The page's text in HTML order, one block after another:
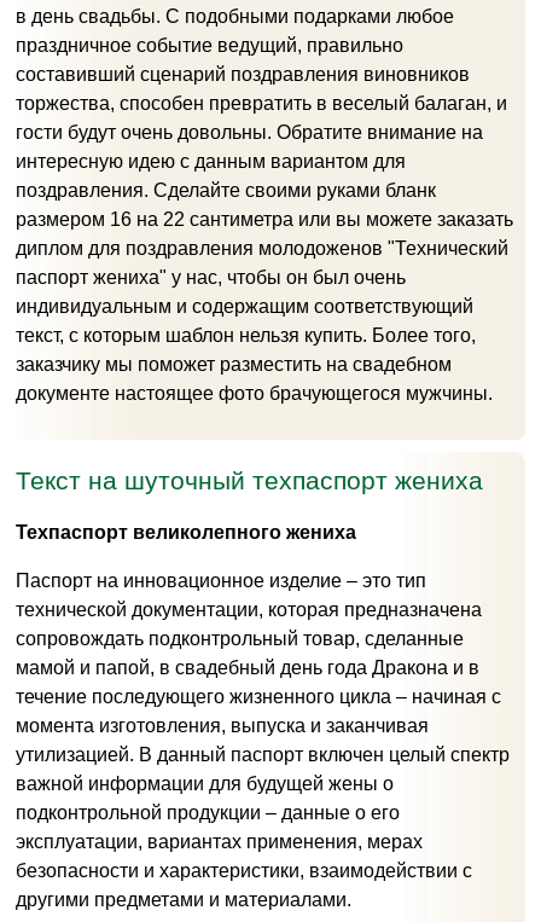
в день свадьбы. С подобными подарками любое
праздничное событие ведущий, правильно
составивший сценарий поздравления виновников
торжества, способен превратить в веселый балаган, и
гости будут очень довольны. Обратите внимание на
интересную идею с данным вариантом для
поздравления. Сделайте своими руками бланк
размером 16 на 22 сантиметра или вы можете заказать
диплом для поздравления молодоженов "Технический
паспорт жениха" у нас, чтобы он был очень
индивидуальным и содержащим соответствующий
текст, с которым шаблон нельзя купить. Более того,
заказчику мы поможет разместить на свадебном
документе настоящее фото брачующегося мужчины.
Текст на шуточный техпаспорт жениха
Техпаспорт великолепного жениха
Паспорт на инновационное изделие – это тип
технической документации, которая предназначена
сопровождать подконтрольный товар, сделанные
мамой и папой, в свадебный день года Дракона и в
течение последующего жизненного цикла – начиная с
момента изготовления, выпуска и заканчивая
утилизацией. В данный паспорт включен целый спектр
важной информации для будущей жены о
подконтрольной продукции – данные о его
эксплуатации, вариантах применения, мерах
безопасности и характеристики, взаимодействии с
другими предметами и материалами.